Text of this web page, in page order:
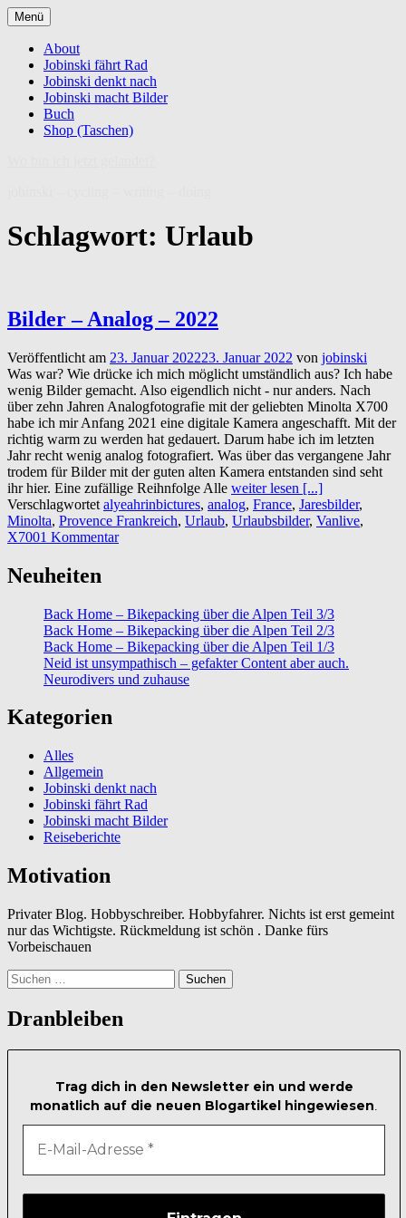
Zum
Inhalt
springen
Menü
About
Jobinski fährt Rad
Jobinski denkt nach
Jobinski macht Bilder
Buch
Shop (Taschen)
Schlagwort: Urlaub
Bilder – Analog – 2022
Veröffentlicht am 23. Januar 202223. Januar 2022 von jobinski
Was war? Wie drücke ich mich möglicht umständlich aus? Ich habe
wenig Bilder gemacht. Also eigendlich nicht - nur anders. Nach
über zehn Jahren Analogfotografie mit der geliebten Minolta X700
habe ich mir Anfang 2021 eine digitale Kamera angeschafft. Mit der
richtig warm zu werden hat gedauert. Darum habe ich im letzten
Jahr recht wenig analog fotografiert. Was über das vergangene Jahr
trodem für Bilder mit der guten alten Kamera entstanden sind seht
ihr hier. Eine zufällige Reihnfolge Alle weiter lesen [...]
Verschlagwortet alyeahrinbictures, analog, France, Jaresbilder,
Minolta, Provence Frankreich, Urlaub, Urlaubsbilder, Vanlive,
X7001 Kommentar
Neuheiten
Back Home – Bikepacking über die Alpen Teil 3/3
Back Home – Bikepacking über die Alpen Teil 2/3
Back Home – Bikepacking über die Alpen Teil 1/3
Neid ist unsympathisch – gefakter Content aber auch.
Neurodivers und zuhause
Kategorien
Alles
Allgemein
Jobinski denkt nach
Jobinski fährt Rad
Jobinski macht Bilder
Reiseberichte
Motivation
Privater Blog. Hobbyschreiber. Hobbyfahrer. Nichts ist erst gemeint
nur das Wichtigste. Rückmeldung ist schön . Danke fürs
Vorbeischauen
Suchen
nach:
Dranbleiben
Trag dich in den Newsletter ein und werde
monatlich auf die neuen Blogartikel hingewiesen